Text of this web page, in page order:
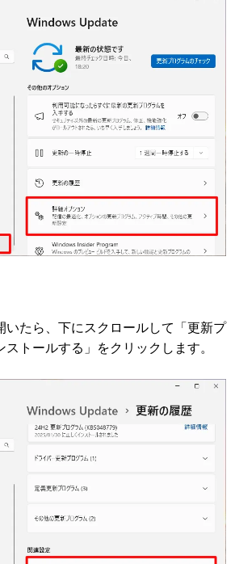
いたら、下にスクロールして「更新プ
ストールする」をクリックします。